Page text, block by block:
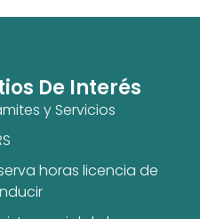
De Interés
y Servicios
horas licencia de